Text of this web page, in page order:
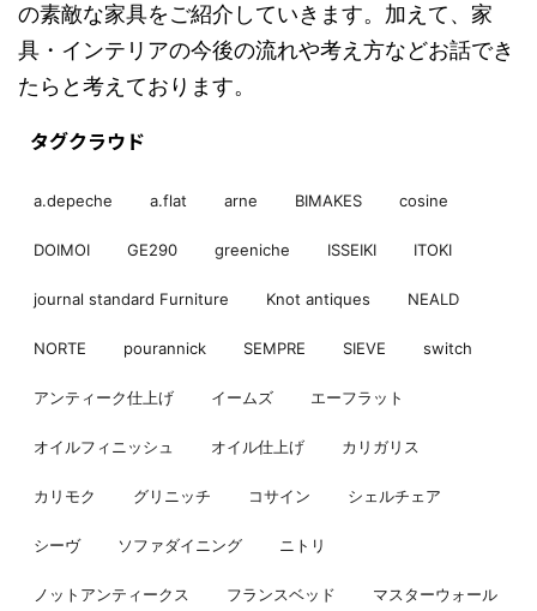
の素敵な家具をご紹介していきます。加えて、家
具・インテリアの今後の流れや考え方などお話でき
たらと考えております。
タグクラウド
a.depeche a.flat arne BIMAKES cosine
DOIMOI GE290 greeniche ISSEIKI ITOKI
journal standard Furniture Knot antiques NEALD
NORTE pourannick SEMPRE SIEVE switch
アンティーク仕上げ イームズ エーフラット
オイルフィニッシュ オイル仕上げ カリガリス
カリモク グリニッチ コサイン シェルチェア
シーヴ ソファダイニング ニトリ
ノットアンティークス フランスベッド マスターウォール